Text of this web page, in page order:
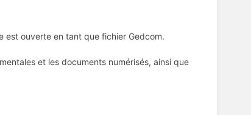
est ouverte en tant que fichier Gedcom.
et les documents numérisés, ainsi que